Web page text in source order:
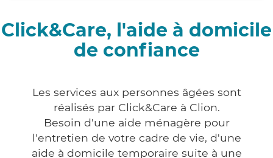
Click&Care, l'aide à domicile
de confiance
Les services aux personnes âgées sont
réalisés par Click&Care à Clion.
Besoin d'une aide ménagère pour
l'entretien de votre cadre de vie, d'une
aide à domicile temporaire suite à une